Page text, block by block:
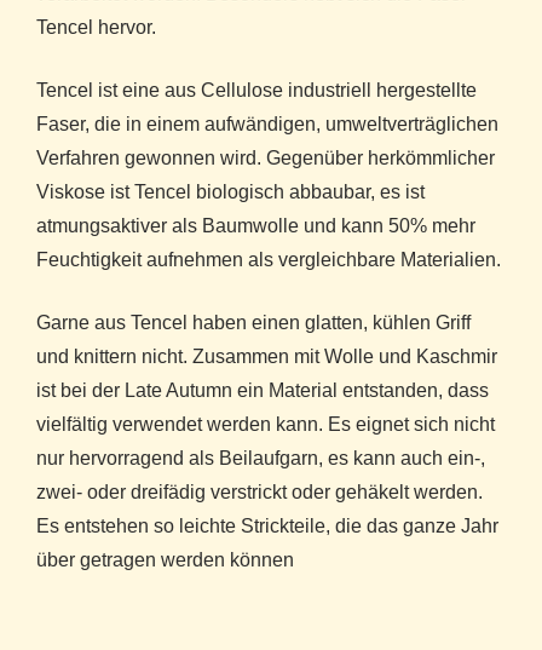
Tencel hervor.
Tencel ist eine aus Cellulose industriell hergestellte
Faser, die in einem aufwändigen, umweltverträglichen
Verfahren gewonnen wird. Gegenüber herkömmlicher
Viskose ist Tencel biologisch abbaubar, es ist
atmungsaktiver als Baumwolle und kann 50% mehr
Feuchtigkeit aufnehmen als vergleichbare Materialien.
Garne aus Tencel haben einen glatten, kühlen Griff
und knittern nicht. Zusammen mit Wolle und Kaschmir
ist bei der Late Autumn ein Material entstanden, dass
vielfältig verwendet werden kann. Es eignet sich nicht
nur hervorragend als Beilaufgarn, es kann auch ein-,
zwei- oder dreifädig verstrickt oder gehäkelt werden.
Es entstehen so leichte Strickteile, die das ganze Jahr
über getragen werden können